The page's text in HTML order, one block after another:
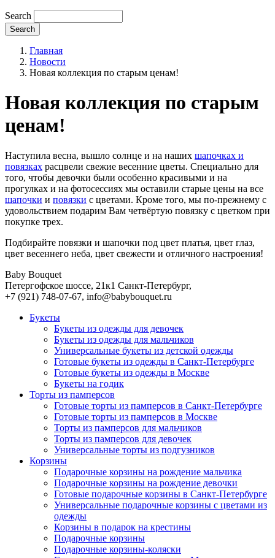
Search
Главная
Новости
Новая коллекция по старым ценам!
Новая коллекция по старым
ценам!
Наступила весна, вышло солнце и на наших шапочках и
повязках расцвели свежие весенние цветы. Специально для
того, чтобы девочки были особенно красивыми и на
прогулках и на фотосессиях мы оставили старые цены на все
шапочки и повязки с цветами. Кроме того, мы по-прежнему с
удовольствием подарим Вам четвёртую повязку с цветком при
покупке трех.
Подбирайте повязки и шапочки под цвет платья, цвет глаз,
цвет весеннего неба, цвет свежести и отличного настроения!
Baby Bouquet
Петергофское шоссе, 21к1 Санкт-Петербург,
+7 (921) 748-07-67, info@babybouquet.ru
Букеты
Букеты из одежды для девочек
Букеты из одежды для мальчиков
Универсальные букеты из детской одежды
Готовые букеты из одежды в Санкт-Петербурге
Готовые букеты из одежды в Москве
Букеты на годик
Торты из памперсов
Готовые торты из памперсов в Санкт-Петербурге
Готовые торты из памперсов в Москве
Торты из памперсов для мальчиков
Торты из памперсов для девочек
Универсальные торты из подгузников
Корзины
Подарочные корзины на рождение мальчика
Подарочные корзины на рождение девочки
Готовые подарочные корзины в Санкт-Петербурге
Универсальные подарочные корзины с цветами из
одежды
Корзины в подарок на крестины
Подарочные корзины
Подарочные корзины-коляски